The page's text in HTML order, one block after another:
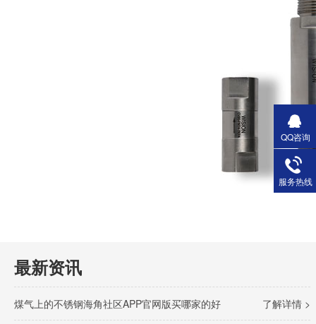
最新资讯
了解详情 >
煤气上的不锈钢海角社区APP官网版买哪家的好
QQ咨询
服务热线